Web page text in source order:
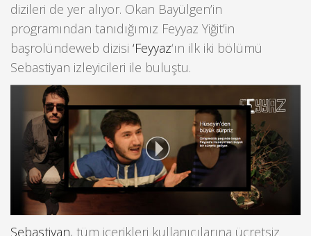
dizileri de yer alıyor. Okan Bayülgen’in
programından tanıdığımız Feyyaz Yiğit’in
başrolündeweb dizisi ‘Feyyaz‘ın ilk iki bölümü
Sebastiyan izleyicileri ile buluştu.
Sebastiyan, tüm içerikleri kullanıcılarına ücretsiz